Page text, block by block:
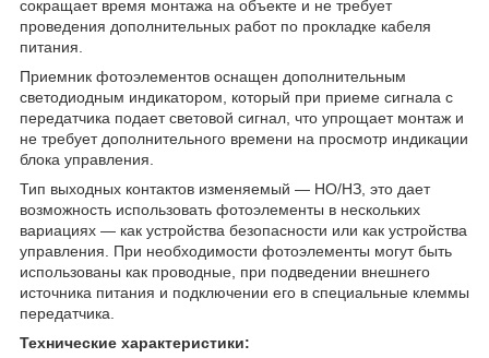
сокращает время монтажа на объекте и не требует
проведения дополнительных работ по прокладке кабеля
питания.
Приемник фотоэлементов оснащен дополнительным
светодиодным индикатором, который при приеме сигнала с
передатчика подает световой сигнал, что упрощает монтаж и
не требует дополнительного времени на просмотр индикации
блока управления.
Тип выходных контактов изменяемый — НО/НЗ, это дает
возможность использовать фотоэлементы в нескольких
вариациях — как устройства безопасности или как устройства
управления. При необходимости фотоэлементы могут быть
использованы как проводные, при подведении внешнего
источника питания и подключении его в специальные клеммы
передатчика.
Технические характеристики: